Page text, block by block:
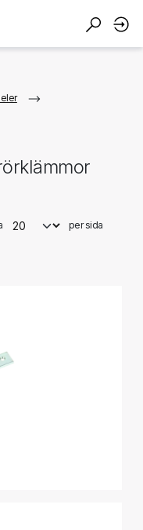
per sida